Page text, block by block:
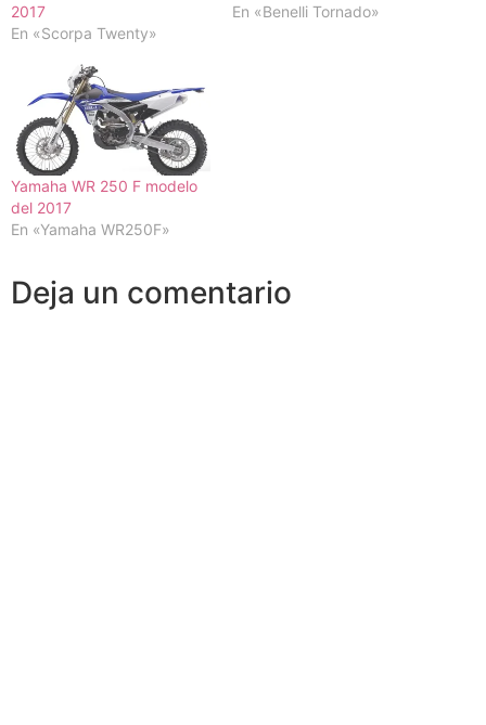
2017
En «Scorpa Twenty»
En «Benelli Tornado»
Yamaha WR 250 F modelo
del 2017
En «Yamaha WR250F»
Deja un comentario